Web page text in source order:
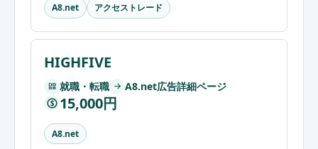
A8.net アクセストレード
HIGHFIVE
就職・転職 A8.net広告詳細ページ
$ 15,000円
A8.net